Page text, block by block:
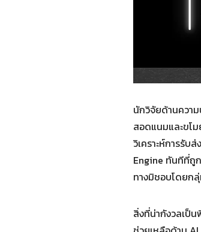
นักวิจัยด้านควา
สอดแนมและขโ
วิเคราะห์การรับ
Engine ทันทีที่ถู
ทางมิชอบโดยก
สิ่งที่น่ากังวลเป็